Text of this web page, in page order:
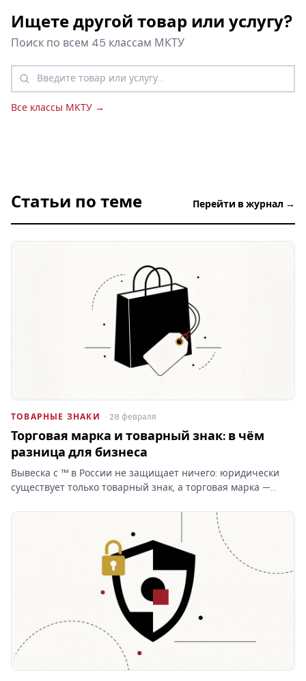
Ищете другой товар или услугу?
Поиск по всем 45 классам МКТУ
Все классы МКТУ →
Статьи по теме Перейти в журнал →
ТОВАРНЫЕ ЗНАКИ · 28 февраля
Торговая марка и товарный знак: в чём
разница для бизнеса
Вывеска с ™ в России не защищает ничего: юридически
существует только товарный знак, а торговая марка —
сможете ли вы запретить копирование бренда.